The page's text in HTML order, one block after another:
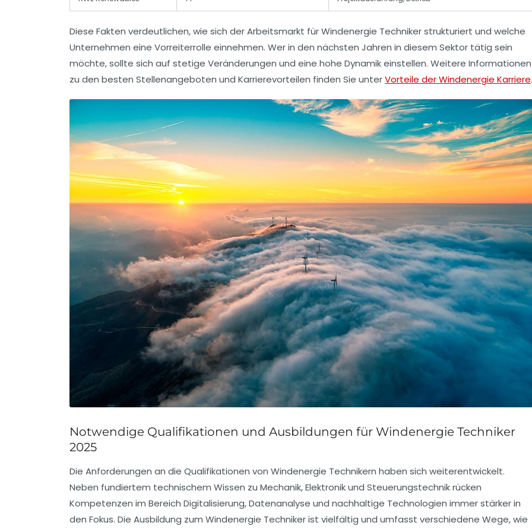
Diese Fakten verdeutlichen, wie sich der Arbeitsmarkt für Windenergie Techniker strukturiert und welche
Unternehmen eine Vorreiterrolle einnehmen. Wer in den nächsten Jahren in diesem Sektor tätig sein
möchte, sollte sich auf stetige Veränderungen und eine hohe Dynamik einstellen. Weitere Informationen
zu den besten Stellenangeboten und Karrierevorteilen finden Sie unterVorteile der Windenergie Karriere.
Notwendige Qualifikationen und Ausbildungen für Windenergie Techniker
2025
Die Anforderungen an die Qualifikationen von Windenergie Technikern haben sich weiterentwickelt.
Neben fundiertem technischem Wissen zu Mechanik, Elektronik und Steuerungstechnik rücken
Kompetenzen im Bereich Digitalisierung, Datenanalyse und nachhaltige Technologien immer stärker in
den Fokus. Die Ausbildung zum Windenergie Techniker ist vielfältig und umfasst verschiedene Wege, wie